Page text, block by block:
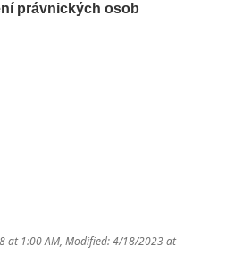
právnických osob
at 1:00 AM, Modified: 4/18/2023 at